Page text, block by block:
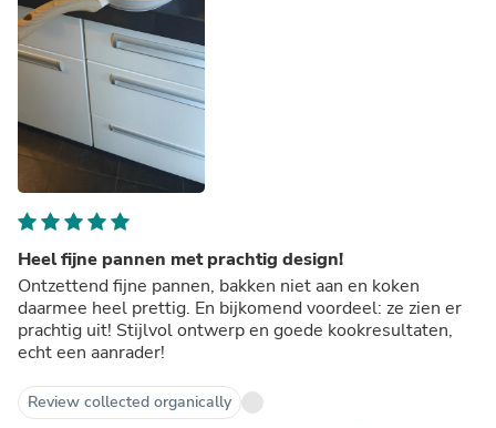
Heel fijne pannen met prachtig design!
Ontzettend fijne pannen, bakken niet aan en koken
daarmee heel prettig. En bijkomend voordeel: ze zien er
prachtig uit! Stijlvol ontwerp en goede kookresultaten,
echt een aanrader!
Review collected organically